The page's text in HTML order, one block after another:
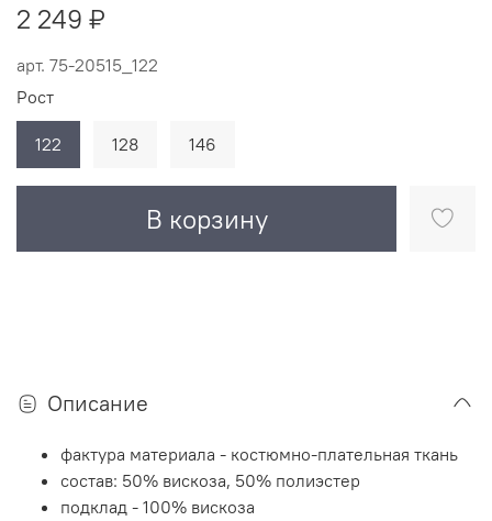
арт. 75-20515_122
2 249 ₽
В корзину
Рост
122 128 146
Описание
фактура материала - костюмно-плательная ткань
состав: 50% вискоза, 50% полиэстер
подклад - 100% вискоза